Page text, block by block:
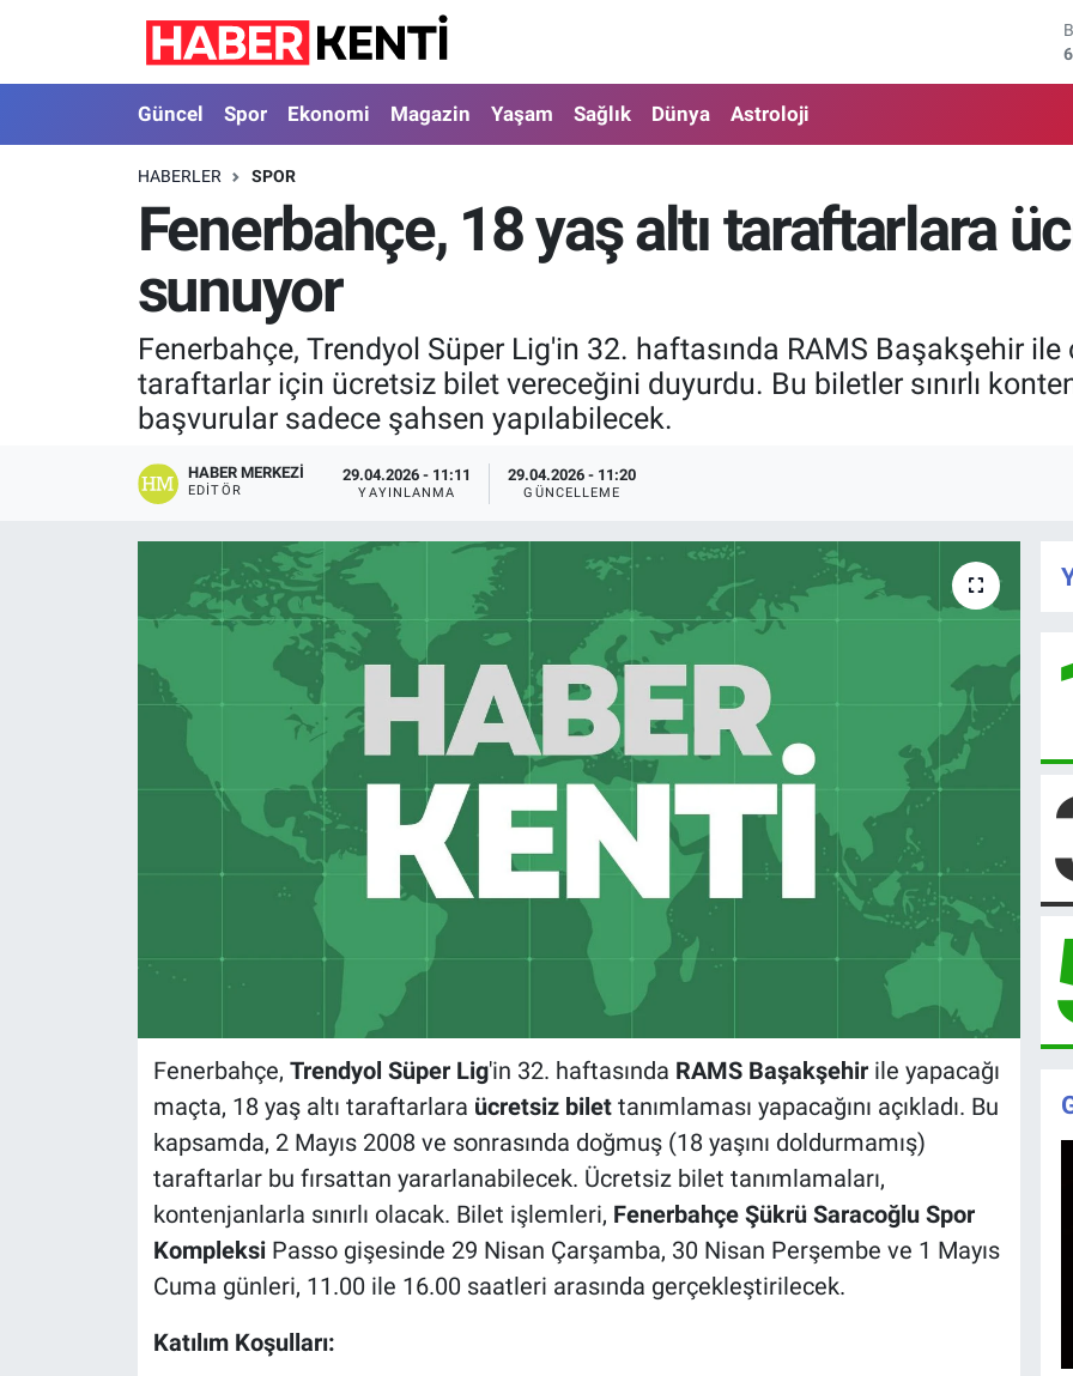
Güncel Spor Ekonomi Magazin Yaşam Sağlık Dünya Astroloji
HABERLER SPOR
Fenerbahçe, 18 yaş altı taraftarlara
sunuyor
Fenerbahçe, Trendyol Süper Lig'in 32. haftasında RAMS Başakşehir
taraftarlar için ücretsiz bilet vereceğini duyurdu. Bu biletler sınırlı
başvurular sadece şahsen yapılabilecek.
HABER MERKEZI
EDITÖR
29.04.2026 - 11:11
YAYINLANMA
29.04.2026 - 11:20
GÜNCELLEME
Fenerbahçe, Trendyol Süper Lig'in 32. haftasında RAMS Başakşehirile yapacağı
maçta, 18 yaş altı taraftarlara ücretsiz bilettanımlaması yapacağını açıkladı. Bu
kapsamda, 2 Mayıs 2008 ve sonrasında doğmuş (18 yaşını doldurmamış)
taraftarlar bu fırsattan yararlanabilecek. Ücretsiz bilet tanımlamaları,
kontenjanlarla sınırlı olacak. Bilet işlemleri, Fenerbahçe Şükrü Saracoğlu Spor
KompleksiPasso gişesinde 29 Nisan Çarşamba, 30 Nisan Perşembe ve 1 Mayıs
Cuma günleri, 11.00 ile 16.00 saatleri arasında gerçekleştirilecek.
Katılım Koşulları:
Güncel
Spor
Ekonomi
Magazin
Nöbetçi Eczaneler
Hava Durumu
İstanbul Namaz Vakitleri
Trafik Durumu
Süper Lig Puan Durumu ve Fikstür
Tüm Manşetler
Son Dakika Haberleri